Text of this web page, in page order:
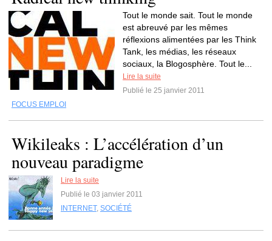
Tout le monde sait. Tout le monde
est abreuvé par les mêmes
réflexions alimentées par les Think
Tank, les médias, les réseaux
sociaux, la Blogosphère. Tout le...
Lire la suite
Publié le 25 janvier 2011
FOCUS EMPLOI
Wikileaks : L’accélération d’un
nouveau paradigme
Lire la suite
Publié le 03 janvier 2011
INTERNET, SOCIÉTÉ